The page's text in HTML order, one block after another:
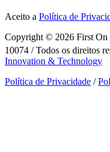
Aceito a Política de
Copyright © 2026 First On
10074 / Todos os direitos
Innovation & Technology
Política de Privacidade /